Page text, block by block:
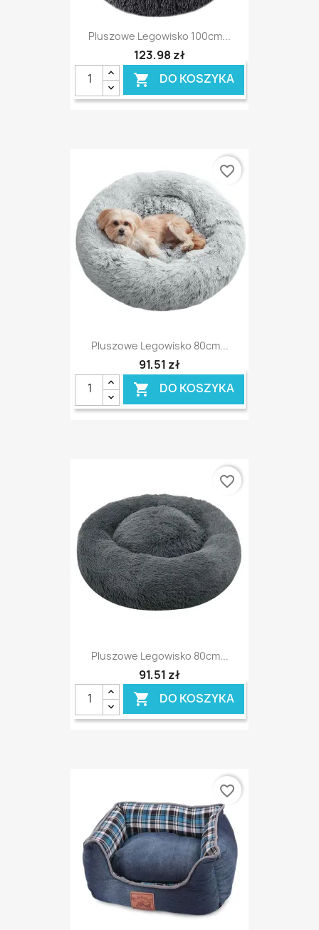
Pluszowe Legowisko 100cm...
123,98 zł
 DO KOSZYKA
Pluszowe Legowisko 80cm...
91,51 zł
 DO KOSZYKA
favorite_border
Pluszowe Legowisko 80cm...
91,51 zł
 DO KOSZYKA
favorite_border
favorite_border